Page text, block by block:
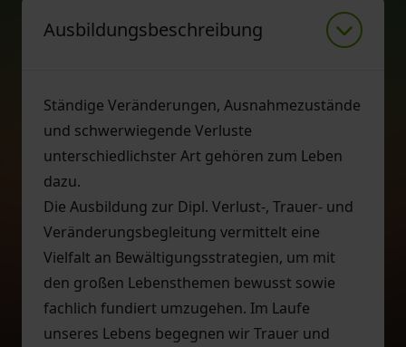
Ausbildungsbeschreibung
Ständige Veränderungen, Ausnahmezustände
und schwerwiegende Verluste
unterschiedlichster Art gehören zum Leben
dazu.
Die Ausbildung zur Dipl. Verlust-, Trauer- und
Veränderungsbegleitung vermittelt eine
Vielfalt an Bewältigungsstrategien, um mit
den großen Lebensthemen bewusst sowie
fachlich fundiert umzugehen. Im Laufe
unseres Lebens begegnen wir Trauer und